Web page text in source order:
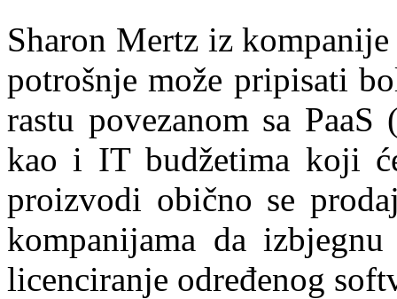
Sharon Mertz iz
potrošnje može pripisati
rastu povezanom sa
kao i IT budžetima koji
proizvodi obično se
kompanijama da
licenciranje određenog